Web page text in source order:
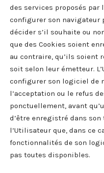
des services proposés
configurer son navigateur
décider s’il souhaite ou
que des Cookies soient
au contraire, qu’ils soient
soit selon leur émetteur.
configurer son logiciel de
l’acceptation ou le refus
ponctuellement, avant
d’être enregistré dans
l’Utilisateur que, dans ce
fonctionnalités de son
pas toutes disponibles.